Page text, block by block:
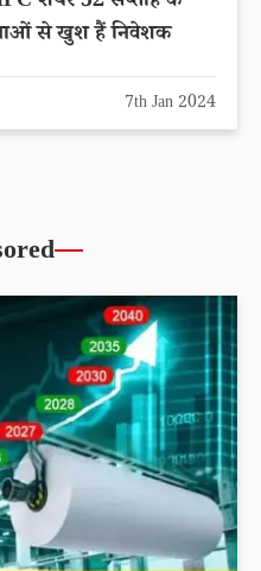
से खुश हैं निवेशक
7th Jan 2024